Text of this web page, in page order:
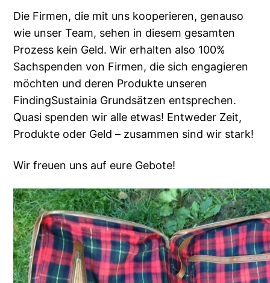
Die Firmen, die mit uns kooperieren, genauso
wie unser Team, sehen in diesem gesamten
Prozess kein Geld. Wir erhalten also 100%
Sachspenden von Firmen, die sich engagieren
möchten und deren Produkte unseren
FindingSustainia Grundsätzen entsprechen.
Quasi spenden wir alle etwas! Entweder Zeit,
Produkte oder Geld – zusammen sind wir stark!
Wir freuen uns auf eure Gebote!